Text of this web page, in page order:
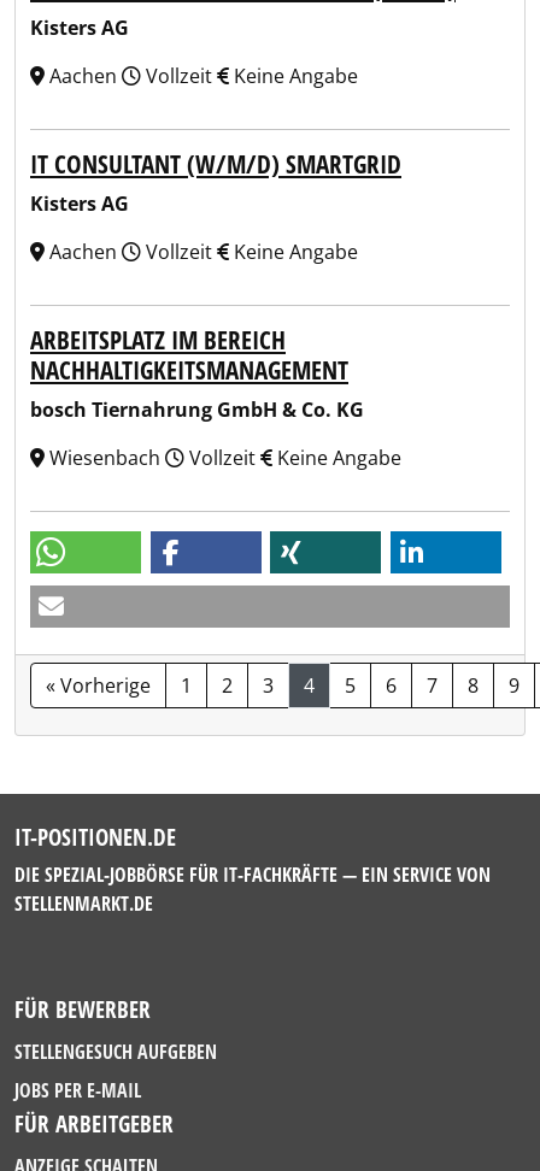
Kisters AG
Aachen
Vollzeit Keine Angabe
IT CONSULTANT (W/M/D) SMARTGRID
Kisters AG
Aachen
Vollzeit Keine Angabe
ARBEITSPLATZ IM BEREICH
NACHHALTIGKEITSMANAGEMENT
bosch Tiernahrung GmbH & Co. KG
Wiesenbach
Vollzeit Keine Angabe
« Vorherige 1 2 3 4 5 6 7 8 9
IT-POSITIONEN.DE
DIE SPEZIAL-JOBBÖRSE FÜR IT-FACHKRÄFTE — EIN SERVICE VON
STELLENMARKT.DE
FÜR BEWERBER
STELLENGESUCH AUFGEBEN
JOBS PER E-MAIL
FÜR ARBEITGEBER